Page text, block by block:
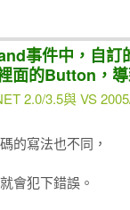
事件中，自
面的Button，
2.0/3.5與 VS
的寫法也不同，
會犯下錯誤。